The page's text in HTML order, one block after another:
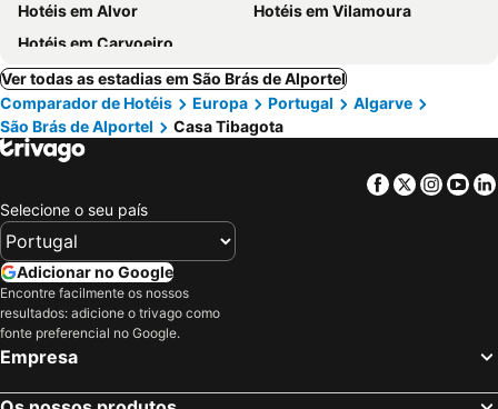
Hotéis em Alvor
Hotéis em Vilamoura
Hotéis em Carvoeiro
Ver todas as estadias em São Brás de Alportel
Comparador de Hotéis
Europa Portugal
Algarve
São Brás de Alportel
Casa Tibagota
Facebook
Twitter
Selecione o seu país
Adicionar no Google
Encontre facilmente os nossos
resultados: adicione o trivago como
fonte preferencial no Google.
Empresa